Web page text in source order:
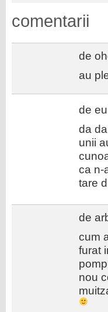
comentarii
de
au
de
da
unii
ca n-
tare
de
cum
furat
nou